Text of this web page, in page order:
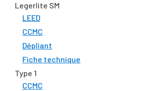
Legerlite SM
LEED
CCMC
Dépliant
Fiche technique
Type 1
CCMC